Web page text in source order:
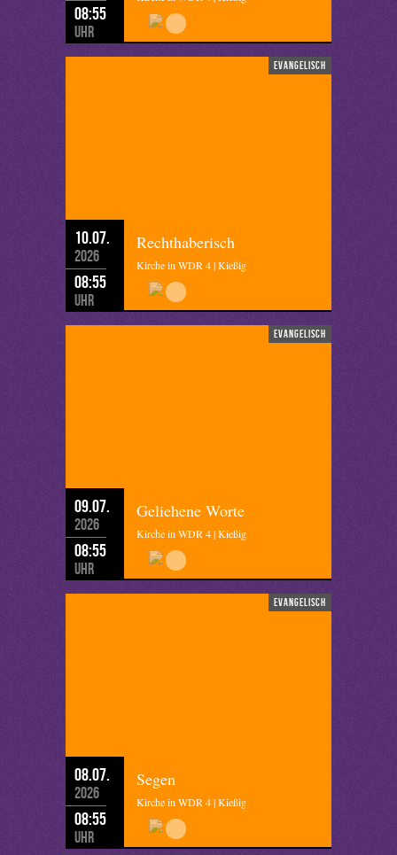
08:55
Uhr
evangelisch
10.07.
2026
08:55
Uhr
Rechthaberisch
Kirche in WDR 4 | Kießig
evangelisch
09.07.
2026
08:55
Uhr
Geliehene Worte
Kirche in WDR 4 | Kießig
evangelisch
08.07.
2026
08:55
Uhr
Segen
Kirche in WDR 4 | Kießig